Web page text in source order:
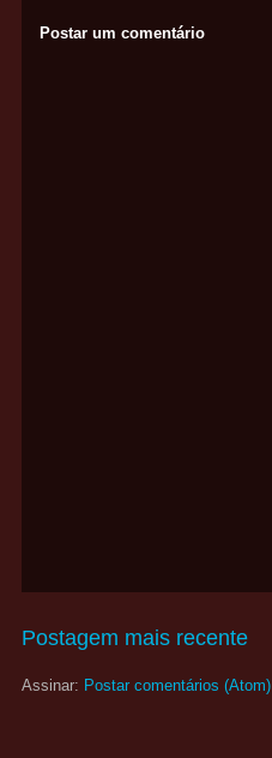
Postar um comentário
Postagem mais recente
Assinar: Postar comentários (Atom)